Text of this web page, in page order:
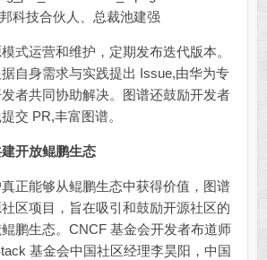
科技合伙人、总裁池建强
运营和维护，定期发布迭代版本。
自身需求与实践提出 Issue,由华为专
者共同协助解决。图谱还鼓励开发者
交 PR,丰富图谱。
开放鲲鹏生态
能够从鲲鹏生态中获得价值，图谱
区项目，旨在吸引和鼓励开源社区的
鹏生态。CNCF 基金会开发者布道师
基金会中国社区经理李昊阳，中国